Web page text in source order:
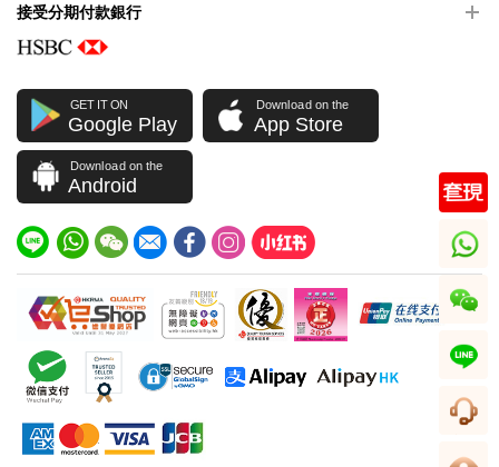
接受分期付款銀行
GET IT ON
Google Play
Download on the
App Store
Download on the
Android
whatsapp